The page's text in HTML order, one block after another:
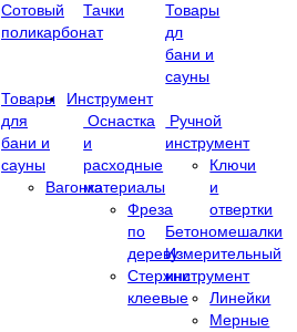
Сотовый
поликарбонат
Тачки
Товары
дл
бани и
сауны
Товары
для
бани и
сауны
Вагонка
Инструмент
Оснастка
и
расходные
материалы
Фреза
по
дереву
Стержни
клеевые
Ручной
инструмент
Ключи
и
отвертки
Бетономешалки
Измерительный
инструмент
Линейки
Мерные